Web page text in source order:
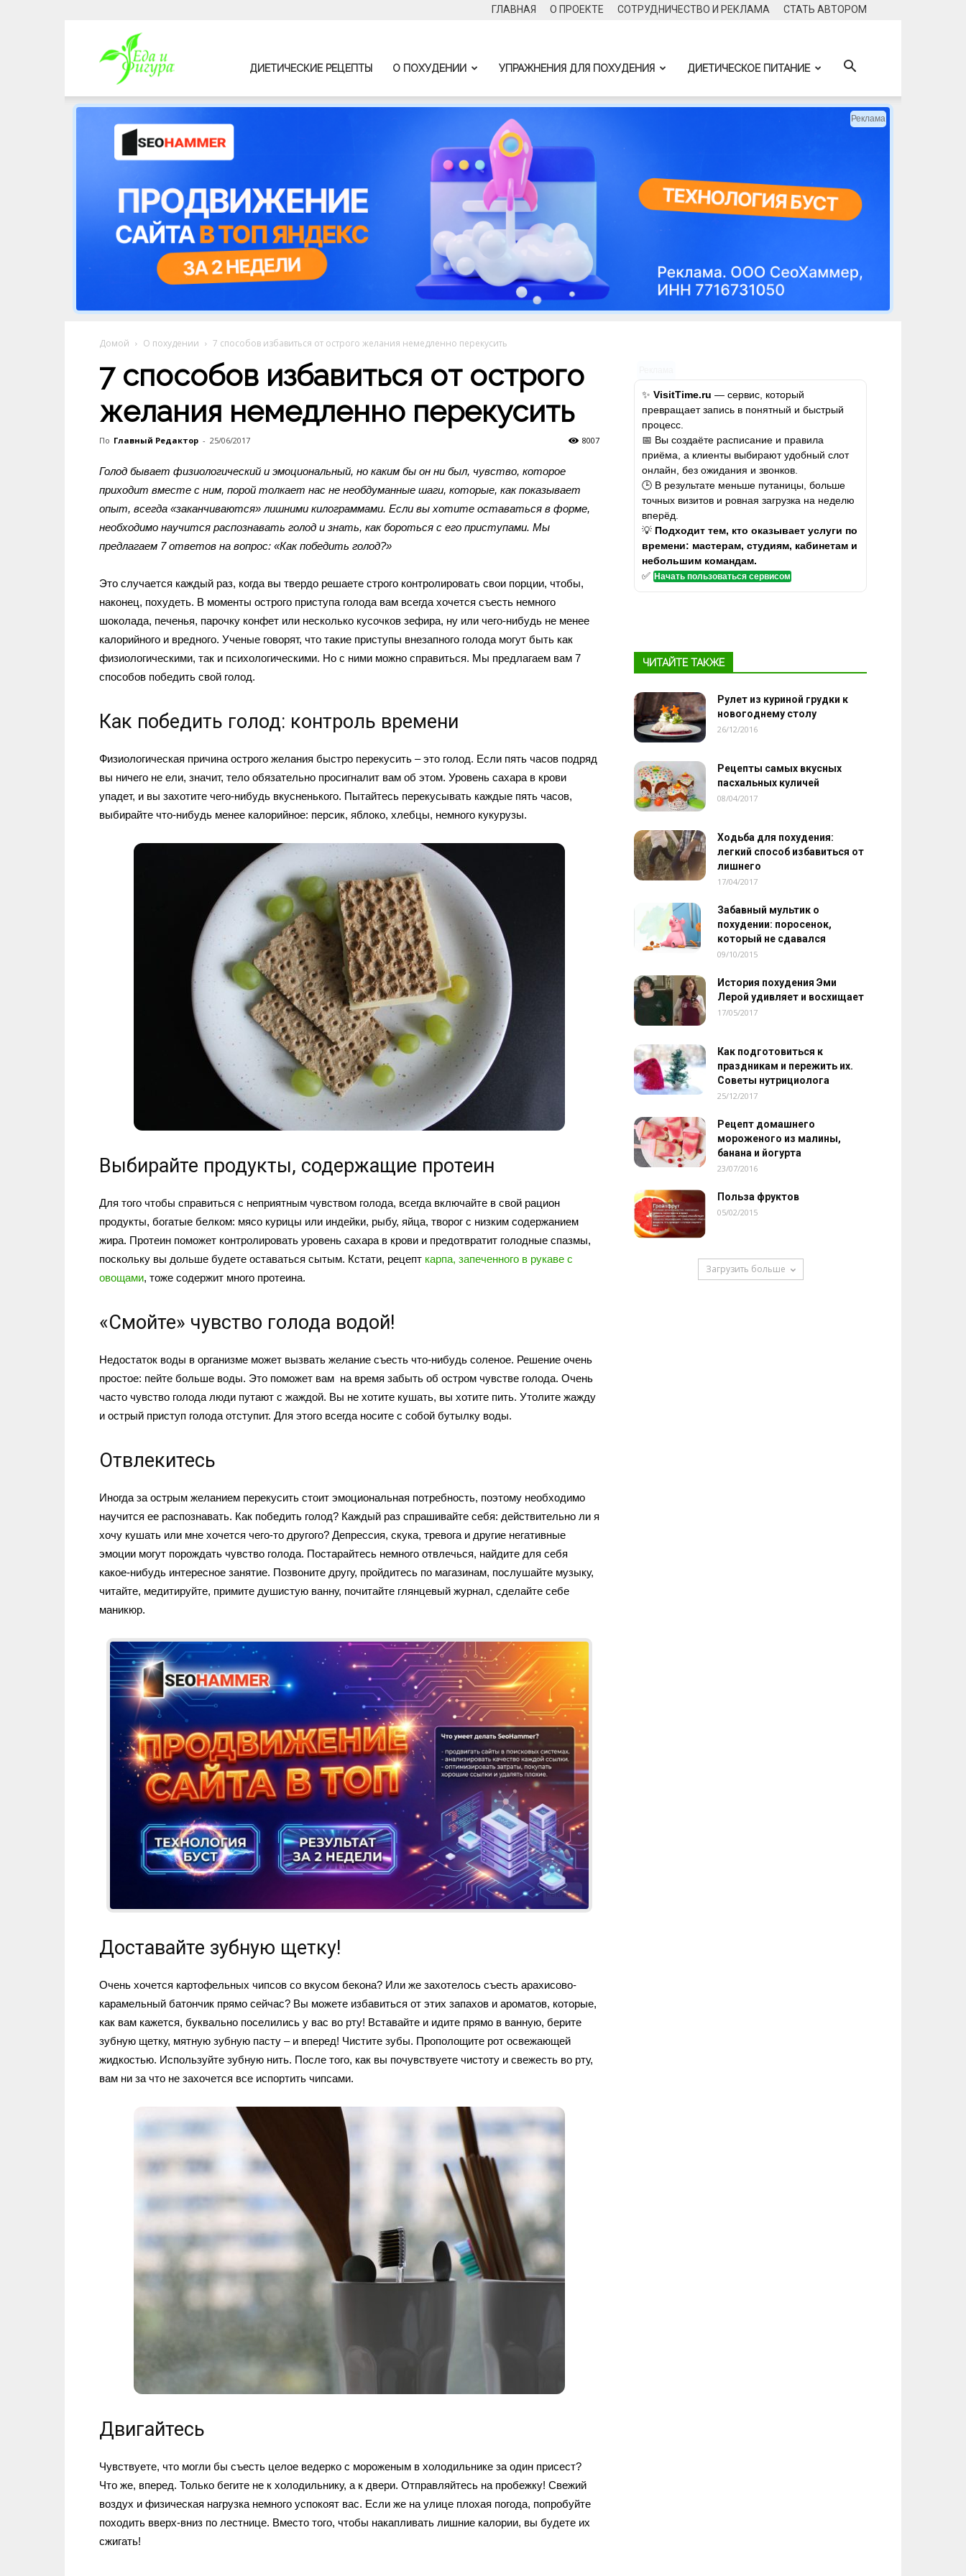
ГЛАВНАЯ О ПРОЕКТЕ СОТРУДНИЧЕСТВО И РЕКЛАМА CТАТЬ АВТОРОМ
фигура
ДИЕТИЧЕСКИЕ РЕЦЕПТЫ О ПОХУДЕНИИ УПРАЖНЕНИЯ ДЛЯ ПОХУДЕНИЯ ДИЕТИЧЕСКОЕ ПИТАНИЕ
Реклама
Домой О похудении 7 способов избавиться от острого желания немедленно перекусить
7 способов избавиться от острого
желания немедленно перекусить
По Главный Редактор - 25/06/2017 8007
Голод бывает физиологический и эмоциональный, но каким бы он ни был, чувство, которое
приходит вместе с ним, порой толкает нас не необдуманные шаги, которые, как показывает
опыт, всегда «заканчиваются» лишними килограммами. Если вы хотите оставаться в форме,
необходимо научится распознавать голод и знать, как бороться с его приступами. Мы
предлагаем 7 ответов на вопрос: «Как победить голод?»
Это случается каждый раз, когда вы твердо решаете строго контролировать свои порции, чтобы,
наконец, похудеть. В моменты острого приступа голода вам всегда хочется съесть немного
шоколада, печенья, парочку конфет или несколько кусочков зефира, ну или чего-нибудь не менее
калорийного и вредного. Ученые говорят, что такие приступы внезапного голода могут быть как
физиологическими, так и психологическими. Но с ними можно справиться. Мы предлагаем вам 7
способов победить свой голод.
Как победить голод: контроль времени
Физиологическая причина острого желания быстро перекусить – это голод. Если пять часов подряд
вы ничего не ели, значит, тело обязательно просигналит вам об этом. Уровень сахара в крови
упадет, и вы захотите чего-нибудь вкусненького. Пытайтесь перекусывать каждые пять часов,
выбирайте что-нибудь менее калорийное: персик, яблоко, хлебцы, немного кукурузы.
Выбирайте продукты, содержащие протеин
Для того чтобы справиться с неприятным чувством голода, всегда включайте в свой рацион
продукты, богатые белком: мясо курицы или индейки, рыбу, яйца, творог с низким содержанием
жира. Протеин поможет контролировать уровень сахара в крови и предотвратит голодные спазмы,
поскольку вы дольше будете оставаться сытым. Кстати, рецепт карпа, запеченного в рукаве с
овощами, тоже содержит много протеина.
«Смойте» чувство голода водой!
Недостаток воды в организме может вызвать желание съесть что-нибудь соленое. Решение очень
простое: пейте больше воды. Это поможет вам на время забыть об остром чувстве голода. Очень
часто чувство голода люди путают с жаждой. Вы не хотите кушать, вы хотите пить. Утолите жажду
и острый приступ голода отступит. Для этого всегда носите с собой бутылку воды.
Отвлекитесь
Иногда за острым желанием перекусить стоит эмоциональная потребность, поэтому необходимо
научится ее распознавать. Как победить голод? Каждый раз спрашивайте себя: действительно ли я
хочу кушать или мне хочется чего-то другого? Депрессия, скука, тревога и другие негативные
эмоции могут порождать чувство голода. Постарайтесь немного отвлечься, найдите для себя
какое-нибудь интересное занятие. Позвоните другу, пройдитесь по магазинам, послушайте музыку,
читайте, медитируйте, примите душистую ванну, почитайте глянцевый журнал, сделайте себе
маникюр.
Реклама
Доставайте зубную щетку!
Очень хочется картофельных чипсов со вкусом бекона? Или же захотелось съесть арахисово-
карамельный батончик прямо сейчас? Вы можете избавиться от этих запахов и ароматов, которые,
как вам кажется, буквально поселились у вас во рту! Вставайте и идите прямо в ванную, берите
зубную щетку, мятную зубную пасту – и вперед! Чистите зубы. Прополощите рот освежающей
жидкостью. Используйте зубную нить. После того, как вы почувствуете чистоту и свежесть во рту,
вам ни за что не захочется все испортить чипсами.
Двигайтесь
Чувствуете, что могли бы съесть целое ведерко с мороженым в холодильнике за один присест?
Что же, вперед. Только бегите не к холодильнику, а к двери. Отправляйтесь на пробежку! Свежий
воздух и физическая нагрузка немного успокоят вас. Если же на улице плохая погода, попробуйте
походить вверх-вниз по лестнице. Вместо того, чтобы накапливать лишние калории, вы будете их
сжигать!
✨ VisitTime.ru — сервис, который
превращает запись в понятный и быстрый
процесс.
📅 Вы создаёте расписание и правила
приёма, а клиенты выбирают удобный слот
онлайн, без ожидания и звонков.
🕒 В результате меньше путаницы, больше
точных визитов и ровная загрузка на неделю
вперёд.
💡 Подходит тем, кто оказывает услуги по
времени: мастерам, студиям, кабинетам и
небольшим командам.
✅ Начать пользоваться сервисом
ЧИТАЙТЕ ТАКЖЕ
Рулет из куриной грудки к
новогоднему столу
26/12/2016
Рецепты самых вкусных
пасхальных куличей
08/04/2017
Ходьба для похудения:
легкий способ избавиться от
лишнего
17/04/2017
Забавный мультик о
похудении: поросенок,
который не сдавался
09/10/2015
История похудения Эми
Лерой удивляет и восхищает
17/05/2017
Как подготовиться к
праздникам и пережить их.
Советы нутрициолога
25/12/2017
Рецепт домашнего
мороженого из малины,
банана и йогурта
23/07/2016
Польза фруктов
05/02/2015
Загрузить больше